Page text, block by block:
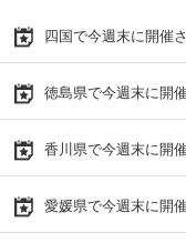
四国で今週末に開催
徳島県で今週末に開
香川県で今週末に開
愛媛県で今週末に開